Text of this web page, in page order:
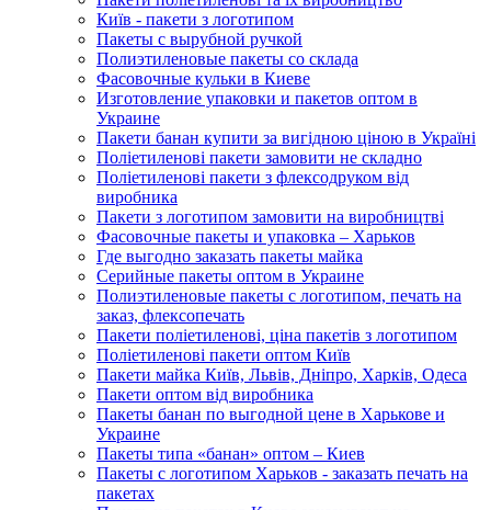
Київ - пакети з логотипом
Пакеты с вырубной ручкой
Полиэтиленовые пакеты со склада
Фасовочные кульки в Киеве
Изготовление упаковки и пакетов оптом в
Украине
Пакети банан купити за вигідною ціною в Україні
Поліетиленові пакети замовити не складно
Поліетиленові пакети з флексодруком від
виробника
Пакети з логотипом замовити на виробництві
Фасовочные пакеты и упаковка – Харьков
Где выгодно заказать пакеты майка
Серийные пакеты оптом в Украине
Полиэтиленовые пакеты с логотипом, печать на
заказ, флексопечать
Пакети поліетиленові, ціна пакетів з логотипом
Поліетиленові пакети оптом Київ
Пакети майка Київ, Львів, Дніпро, Харків, Одеса
Пакети оптом від виробника
Пакеты банан по выгодной цене в Харькове и
Украине
Пакеты типа «банан» оптом – Киев
Пакеты с логотипом Харьков - заказать печать на
пакетах